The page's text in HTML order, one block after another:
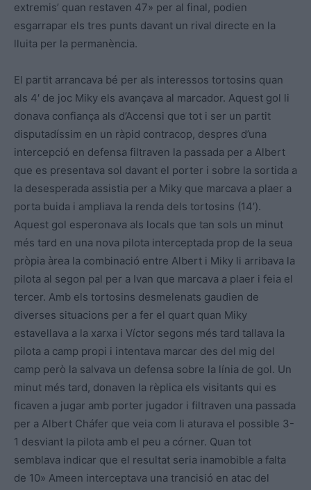
extremis’ quan restaven 47» per al final, podien
esgarrapar els tres punts davant un rival directe en la
lluita per la permanència.
El partit arrancava bé per als interessos tortosins quan
als 4′ de joc Miky els avançava al marcador. Aquest gol li
donava confiança als d’Accensi que tot i ser un partit
disputadíssim en un ràpid contracop, despres d’una
intercepció en defensa filtraven la passada per a Albert
que es presentava sol davant el porter i sobre la sortida a
la desesperada assistia per a Miky que marcava a plaer a
porta buida i ampliava la renda dels tortosins (14′).
Aquest gol esperonava als locals que tan sols un minut
més tard en una nova pilota interceptada prop de la seua
pròpia àrea la combinació entre Albert i Miky li arribava la
pilota al segon pal per a Ivan que marcava a plaer i feia el
tercer. Amb els tortosins desmelenats gaudien de
diverses situacions per a fer el quart quan Miky
estavellava a la xarxa i Víctor segons més tard tallava la
pilota a camp propi i intentava marcar des del mig del
camp però la salvava un defensa sobre la línia de gol. Un
minut més tard, donaven la rèplica els visitants qui es
ficaven a jugar amb porter jugador i filtraven una passada
per a Albert Cháfer que veia com li aturava el possible 3-
1 desviant la pilota amb el peu a córner. Quan tot
semblava indicar que el resultat seria inamobible a falta
de 10» Ameen interceptava una trancisió en atac del